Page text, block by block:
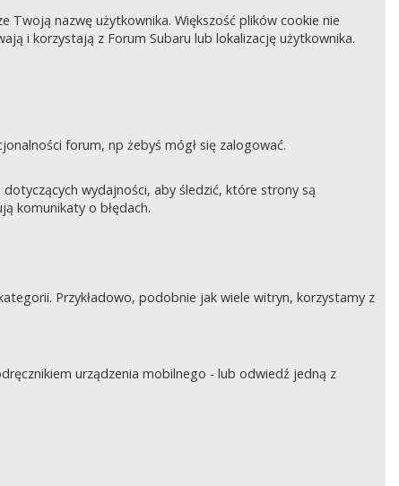
Twoją nazwę użytkownika. Większość plików cookie nie
i korzystają z Forum Subaru lub lokalizację użytkownika.
forum, np żebyś mógł się zalogować.
wydajności, aby śledzić, które strony są
komunikaty o błędach.
Przykładowo, podobnie jak wiele witryn, korzystamy z
urządzenia mobilnego - lub odwiedź jedną z